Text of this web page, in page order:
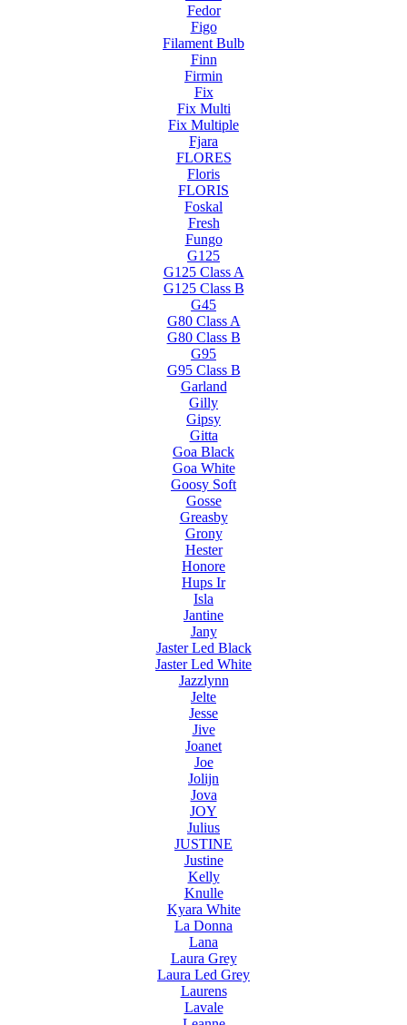
Fedor
Figo
Filament Bulb
Finn
Firmin
Fix
Fix Multi
Fix Multiple
Fjara
FLORES
Floris
FLORIS
Foskal
Fresh
Fungo
G125
G125 Class A
G125 Class B
G45
G80 Class A
G80 Class B
G95
G95 Class B
Garland
Gilly
Gipsy
Gitta
Goa Black
Goa White
Goosy Soft
Gosse
Greasby
Grony
Hester
Honore
Hups Ir
Isla
Jantine
Jany
Jaster Led Black
Jaster Led White
Jazzlynn
Jelte
Jesse
Jive
Joanet
Joe
Jolijn
Jova
JOY
Julius
JUSTINE
Justine
Kelly
Knulle
Kyara White
La Donna
Lana
Laura Grey
Laura Led Grey
Laurens
Lavale